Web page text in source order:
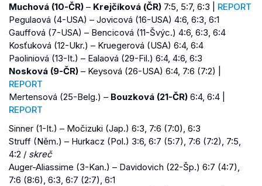
Muchová (10-ČR) – Krejčíková (ČR) 7:5, 5:7, 6:3 | REPORT
Pegulaová (4-USA) – Jovicová (16-USA) 4:6, 6:3, 6:1
Gauffová (7-USA) – Bencicová (11-Švýc.) 4:6, 6:3, 6:4
Kosťuková (12-Ukr.) – Kruegerová (USA) 6:4, 6:4
Paoliniová (13-It.) – Ealaová (29-Fil.) 6:4, 4:6, 6:3
Nosková (9-ČR) – Keysová (26-USA) 6:4, 7:6 (7:2) |
REPORT
Mertensová (25-Belg.) – Bouzková (21-ČR) 6:4, 6:4 |
REPORT
Sinner (1-It.) – Močizuki (Jap.) 6:3, 7:6 (7:0), 6:3
Struff (Něm.) – Hurkacz (Pol.) 3:6, 6:7 (5:7), 7:6 (7:2), 7:5,
4:2 / skreč
Auger-Aliassime (3-Kan.) – Davidovich (22-Šp.) 6:7 (4:7),
7:6 (8:6), 6:3, 6:7 (2:7), 6:1